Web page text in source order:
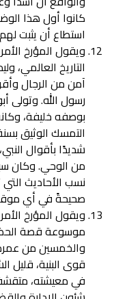
كانوا أول هذا
استطاع أن يثبت
ويقول المؤرخ
التاريخ العالمي،
آمن من الرجال
رسول الله. وتولى
بوصفه خليفة،
التمسك الوثيق
شديدًا بأقوال
من الوحي. وكان
نسب الأحاديث
صحيحةً في أي
ويقول المؤرخ
موسوعة قصة
والخمسين من
قوى البنية، قليل
في معيشته،